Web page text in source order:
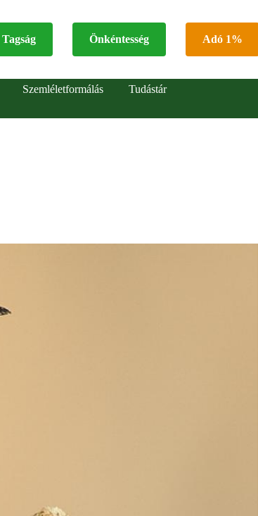
Tagság Önkéntesség Adó 1%
Szemléletformálás
Tudástár